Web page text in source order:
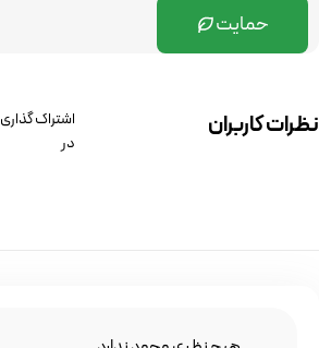
حمایت
نظرات کاربران
اشتراک گذاری
در